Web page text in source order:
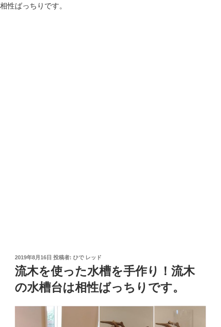
相性ばっちりです。
投
稿
日:
2019年8月16日 投稿者: ひで レッド
流木を使った水槽を手作り！流木
の水槽台は相性ばっちりです。